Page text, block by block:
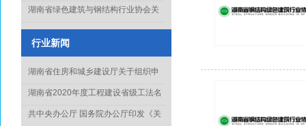
湖南省绿色建筑与钢结构行业协会关
准》起草单位的通知
行业新闻
湖南省住房和城乡建设厅关于组织申
报2022年度科学技术计划项目的通知
湖南省2020年度工程建设省级工法名
单正式出炉
共中央办公厅 国务院办公厅印发《关